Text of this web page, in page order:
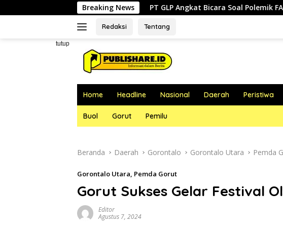
ke
Breaking News
PT GLP Angkat Bicara Soal Polemik FABA: ‘Kami Hanya
Redaksi Tentang
tutup
Home Headline Nasional Daerah Peristiwa
Buol Gorut Pemilu
Beranda Daerah Gorontalo Gorontalo Utara Pemda
Gorontalo Utara, Pemda Gorut
Gorut Sukses Gelar Festival
Editor
Agustus 7, 2024